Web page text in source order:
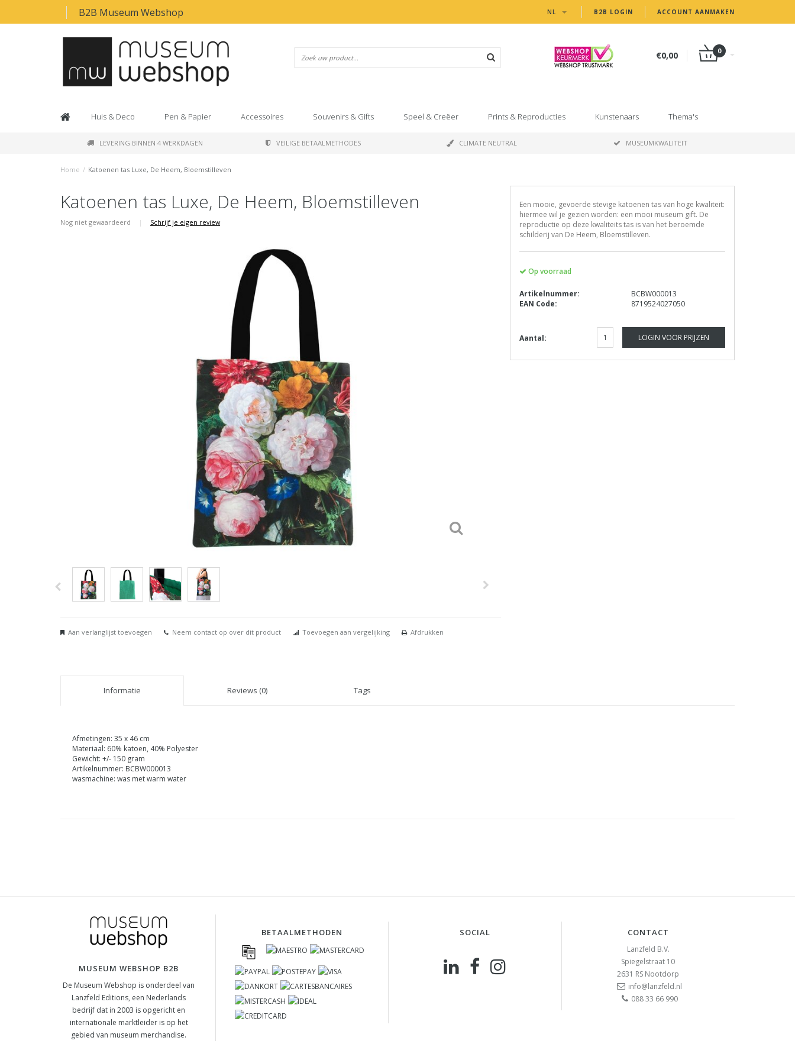
B2B Museum Webshop B2B LOGIN ACCOUNT AANMAKEN
NL
€0,00 0
Huis & Deco Pen & Papier Accessoires Souvenirs & Gifts Speel & Creëer Prints & Reproducties Kunstenaars Thema's
LEVERING BINNEN 4 WERKDAGEN VEILIGE BETAALMETHODES CLIMATE NEUTRAL MUSEUMKWALITEIT
Home / Katoenen tas Luxe, De Heem, Bloemstilleven
Katoenen tas Luxe, De Heem, Bloemstilleven
Nog niet gewaardeerd | Schrijf je eigen review
Aan verlanglijst toevoegen Neem contact op over dit product Toevoegen aan vergelijking Afdrukken
Een mooie, gevoerde stevige katoenen tas van hoge kwaliteit:
hiermee wil je gezien worden: een mooi museum gift. De
reproductie op deze kwaliteits tas is van het beroemde
schilderij van De Heem, Bloemstilleven.
Op voorraad
Artikelnummer:
BCBW000013
EAN Code:
8719524027050
Aantal: LOGIN VOOR PRIJZEN
Informatie Reviews (0) Tags
Afmetingen: 35 x 46 cm
Materiaal: 60% katoen, 40% Polyester
Gewicht: +/- 150 gram
Artikelnummer: BCBW000013
wasmachine: was met warm water
MUSEUM WEBSHOP B2B
De Museum Webshop is onderdeel van
Lanzfeld Editions, een Nederlands
bedrijf dat in 2003 is opgericht en
internationale marktleider is op het
gebied van museum merchandise.
BETAALMETHODEN SOCIAL CONTACT
Lanzfeld B.V.
Spiegelstraat 10
2631 RS Nootdorp
info@lanzfeld.nl
088 33 66 990